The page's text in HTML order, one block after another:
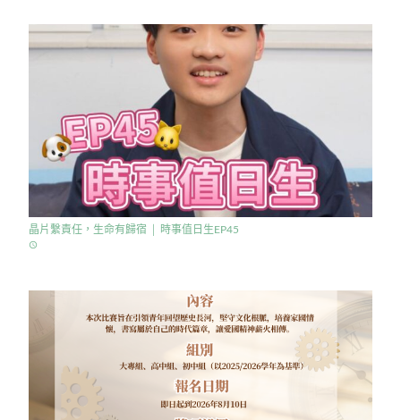
晶片繫責任，生命有歸宿 │ 時事值日生EP45
access_time